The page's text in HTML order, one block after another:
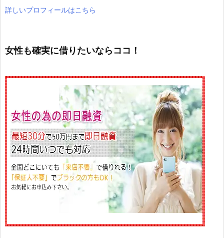
詳しいプロフィールはこちら
女性も確実に借りたいならココ！